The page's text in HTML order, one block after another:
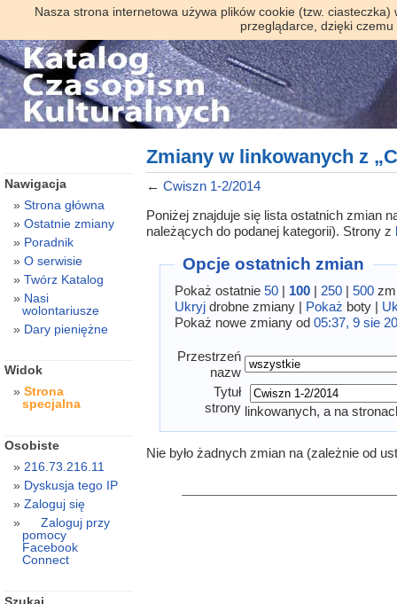
Nasza strona internetowa używa plików cookie (tzw.
przeglądarce, dzięki
Zmiany w linkowanych z
← Cwiszn 1-2/2014
Poniżej znajduje się lista ostatnich zmian
należących do podanej kategorii). Strony z
Opcje ostatnich zmian
Pokaż ostatnie 50| 100| 250| 500
Ukryjdrobne zmiany | Pokaż boty |
Pokaż nowe zmiany od 05:37, 9 sie
Przestrzeń
nazw
Tytuł
strony linkowanych, a na
Nie było żadnych zmian na (zależnie od
Nawigacja
Strona główna
Ostatnie zmiany
Poradnik
O serwisie
Twórz Katalog
Nasi
wolontariusze
Dary pieniężne
Widok
Strona
specjalna
Osobiste
216.73.216.11
Dyskusja tego IP
Zaloguj się
Zaloguj przy
pomocy
Facebook
Connect